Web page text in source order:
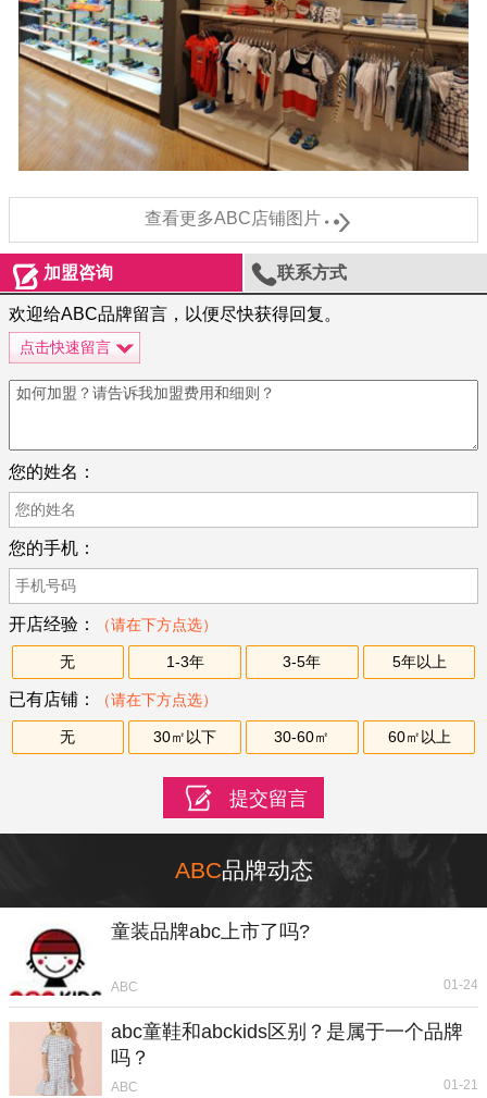
查看更多ABC店铺图片
加盟咨询 联系方式
欢迎给ABC品牌留言，以便尽快获得回复。
点击快速留言
您的姓名：
您的手机：
开店经验： （请在下方点选）
无 1-3年 3-5年 5年以上
已有店铺： （请在下方点选）
无 30㎡以下 30-60㎡ 60㎡以上
ABC品牌动态
童装品牌abc上市了吗?
ABC 01-24
abc童鞋和abckids区别？是属于一个品牌
吗？
ABC 01-21